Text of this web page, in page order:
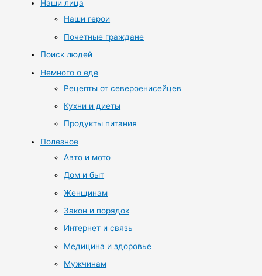
Наши лица
Наши герои
Почетные граждане
Поиск людей
Немного о еде
Рецепты от североенисейцев
Кухни и диеты
Продукты питания
Полезное
Авто и мото
Дом и быт
Женщинам
Закон и порядок
Интернет и связь
Медицина и здоровье
Мужчинам